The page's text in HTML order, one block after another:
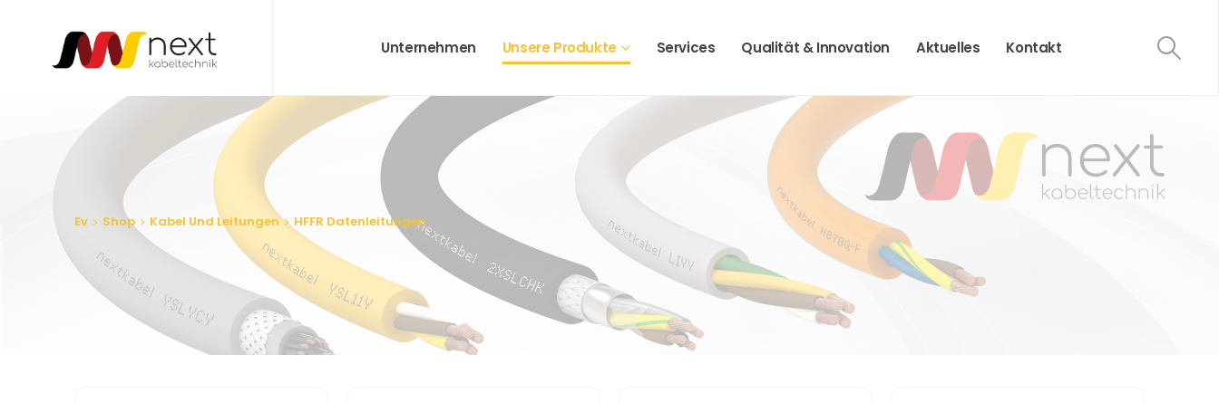
Unternehmen Unsere Produkte Services Qualität & Innovation Aktuelles Kontakt
Ev Shop Kabel Und Leitungen HFFR Datenleitungen